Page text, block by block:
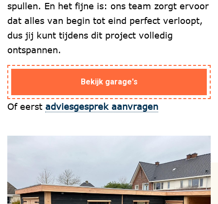
Overkapping
Tuinkantoor
spullen. En het fijne is: ons team zorgt ervoor
dat alles van begin tot eind perfect verloopt,
dus jij kunt tijdens dit project volledig
ontspannen.
Bekijk garage's
Of eerst adviesgesprek aanvragen